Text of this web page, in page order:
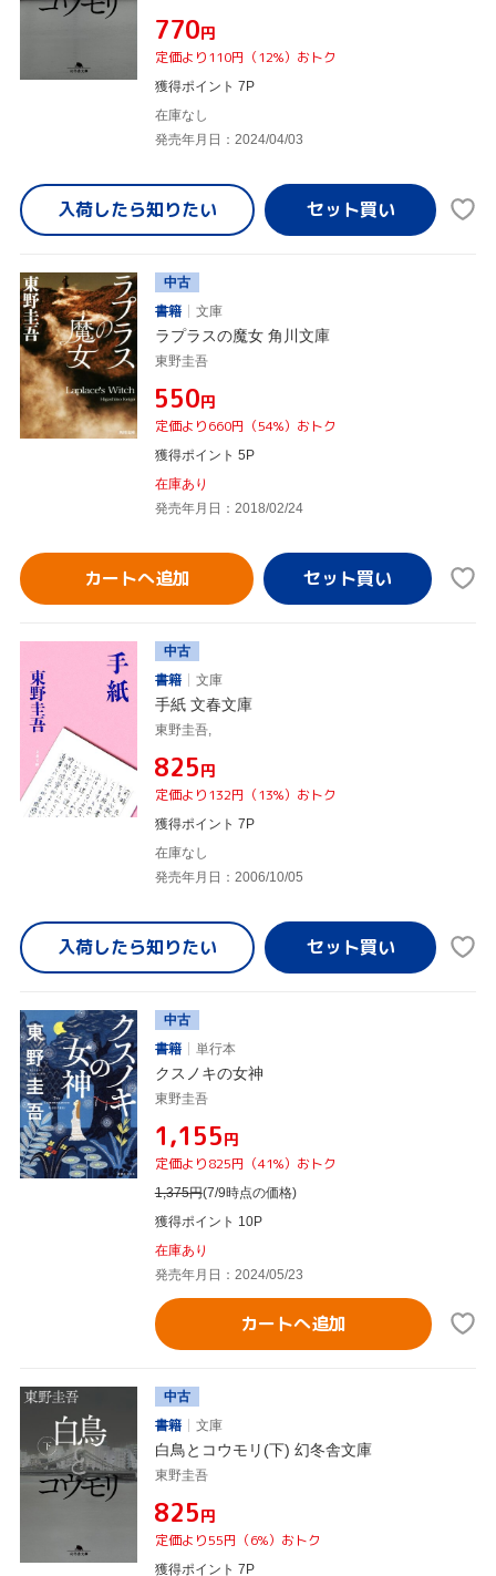
¥770円
定価より110円（12%）おトク
獲得ポイント 7P
在庫なし
発売年月日：2024/04/03
入荷したら知りたい
中古
書籍
文庫
ラプラスの魔女 角川文庫
東野圭吾
¥550円
定価より660円（54%）おトク
獲得ポイント 5P
在庫あり
発売年月日：2018/02/24
カートへ追加
中古
書籍
文庫
手紙 文春文庫
東野圭吾,
¥825円
定価より132円（13%）おトク
獲得ポイント 7P
在庫なし
発売年月日：2006/10/05
入荷したら知りたい
中古
書籍
単行本
クスノキの女神
東野圭吾
¥1,155円
定価より825円（41%）おトク
1,375円(7/9時点の価格)
獲得ポイント 10P
在庫あり
発売年月日：2024/05/23
カートへ追加
中古
書籍
文庫
白鳥とコウモリ(下) 幻冬舎文庫
東野圭吾
¥825円
定価より55円（6%）おトク
獲得ポイント 7P